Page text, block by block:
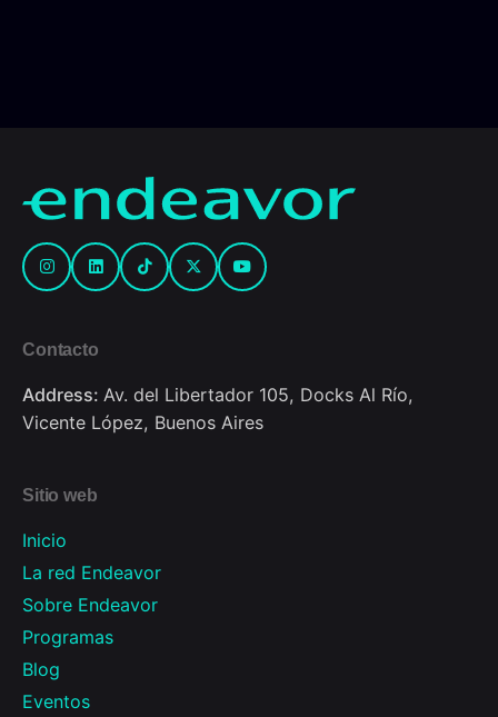
Contacto
Address: Av. del Libertador 105, Docks Al Río,
Vicente López, Buenos Aires
Sitio web
Inicio
La red Endeavor
Sobre Endeavor
Programas
Blog
Eventos